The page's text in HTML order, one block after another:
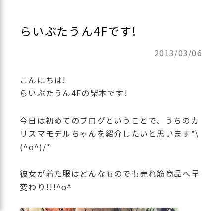
らいぶたうん4Fです!
2013/03/06
こんにちは!
らいぶたうん4Fの柴本です!
今日は初めてのブログということで、うちのカ
リスマモデルちゃんを紹介したいと思います*\
(^o^)/*
彼女が着た服はどんなものでも売れ筋商品へ早
変わり!!!^o^